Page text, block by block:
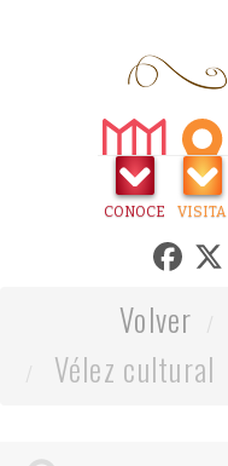
CONOCE VISITA
Volver
Vélez cultural